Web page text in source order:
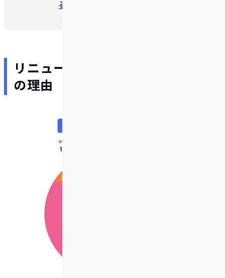
ること～
リニューアル後のIDARE、好評
の理由